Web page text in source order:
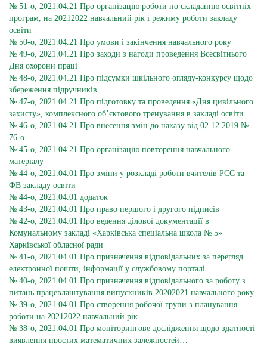
№ 51-о, 2021.04.21 Про організацію роботи по складанню освітніх
програм, на 20212022 навчальний рік і режиму роботи закладу
освіти
№ 50-о, 2021.04.21 Про умови і закінчення навчального року
№ 49-о, 2021.04.21 Про заходи з нагоди проведення Всесвітнього
Дня охорони праці
№ 48-о, 2021.04.21 Про підсумки шкільного огляду-конкурсу щодо
збереження підручників
№ 47-о, 2021.04.21 Про підготовку та проведення «Дня цивільного
захисту», комплексного об’єктового тренування в закладі освіти
№ 46-о, 2021.04.21 Про внесення змін до наказу від 02.12.2019 №
76-о
№ 45-о, 2021.04.21 Про організацію повторення навчального
матеріалу
№ 44-о, 2021.04.01 Про зміни у розкладі роботи вчителів РСС та
ФВ закладу освіти
№ 44-о, 2021.04.01 додаток
№ 43-о, 2021.04.01 Про право першого і другого підписів
№ 42-о, 2021.04.01 Про ведення ділової документації в
Комунальному закладі «Харківська спеціальна школа № 5»
Харківської обласної ради
№ 41-о, 2021.04.01 Про призначення відповідальних за перегляд
електронної пошти, інформації у службовому порталі…
№ 40-о, 2021.04.01 Про призначення відповідального за роботу з
питань працевлаштування випускників 20202021 навчального року
№ 39-о, 2021.04.01 Про створення робочої групи з планування
роботи на 20212022 навчальний рік
№ 38-о, 2021.04.01 Про моніторингове дослідження щодо здатності
виявлення простих математичних залежностей…